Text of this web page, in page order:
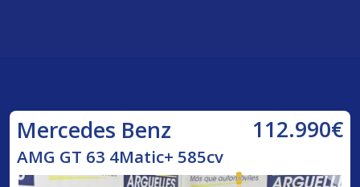
Mercedes Benz 112.990€
AMG GT 63 4Matic+ 585cv